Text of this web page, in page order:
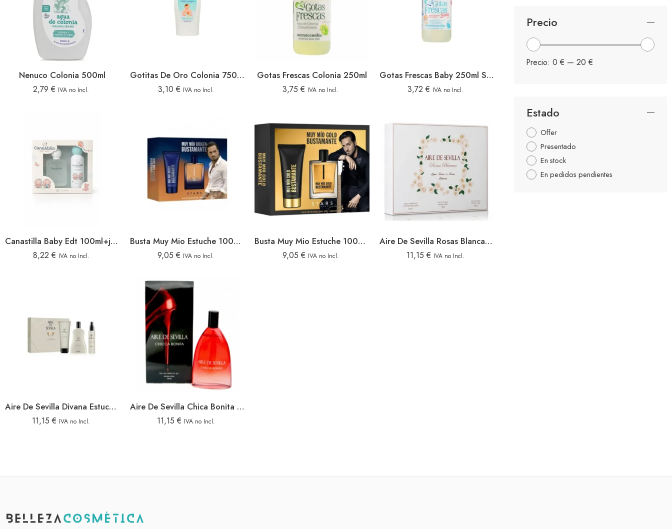
Nenuco Colonia 500ml
2,79€ IVA no Incl.
Gotitas De Oro Colonia 750ml Bebe
3,10 € IVA no Incl.
Gotas Frescas Colonia 250ml
3,75€ IVA no Incl.
Gotas Frescas Baby 250ml Spray
3,72 € IVA no Incl.
Canastilla Baby Edt 100ml+jabon Liquido 150ml
8,22 € IVA no Incl.
Busta Muy Mio Estuche 100v+gel Origen
9,05€ IVA no Incl.
Busta Muy Mio Estuche 100v+gel Gold
9,05 € IVA no Incl.
Aire De Sevilla Rosas Blancas Pack 150ml+gel+body
11,15 € IVA no Incl.
Aire De Sevilla Divana Estuche 3 Piezas
11,15€ IVA no Incl.
Aire De Sevilla Chica Bonita Pack 150ml+body+gel
11,15 € IVA no Incl.
Precio
Precio: 0 € — 20 €
Estado
Offer
Presentado
En stock
En pedidos pendientes